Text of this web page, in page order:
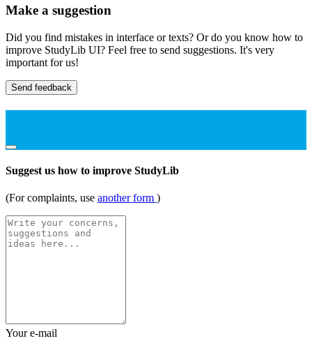
Make a suggestion
Did you find mistakes in interface or texts? Or do you know how to
improve StudyLib UI? Feel free to send suggestions. It's very
important for us!
Send feedback
Suggest us how to improve StudyLib
(For complaints, use another form )
Your e-mail